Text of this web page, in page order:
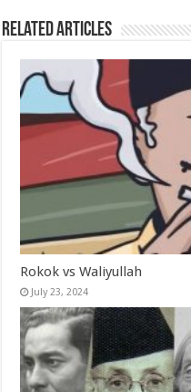
Related Articles
Rokok vs Waliyullah
July 23, 2024